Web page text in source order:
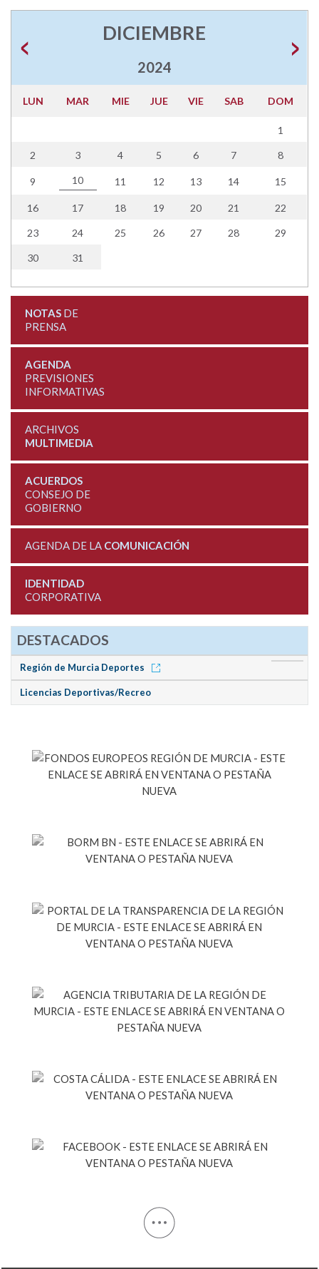
DICIEMBRE
2024
LUN MAR MIE JUE VIE SAB DOM
1
2 3 4 5 6 7 8
9 10 11 12 13 14 15
16 17 18 19 20 21 22
23 24 25 26 27 28 29
30 31
NOTASDE
PRENSA
AGENDA
PREVISIONES
INFORMATIVAS
ARCHIVOS
MULTIMEDIA
ACUERDOS
CONSEJO DE
GOBIERNO
AGENDA DE LA COMUNICACIÓN
IDENTIDAD
CORPORATIVA
DESTACADOS
Región de Murcia Deportes
Licencias Deportivas/Recreo